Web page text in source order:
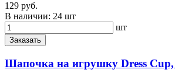
129 руб.
В наличии: 24 шт
шт
Заказать
Шапочка на игрушку Dress Cup,